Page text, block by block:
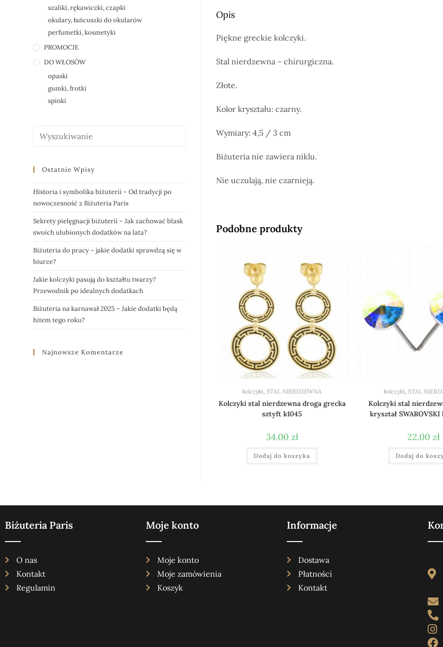
Opis
Piękne greckie kolczyki.
Stal nierdzewna – chirurgiczna.
Złote.
Kolor kryształu: czarny.
Wymiary: 4,5 / 3 cm
Biżuteria nie zawiera niklu.
Nie uczulają, nie czarnieją.
Podobne produkty
kolczyki STAL NIERDZEWNA
Kolczyki stal nierdzewna droga grecka
sztyft k1045
34.00 zł
Dodaj do koszyka
kolczyki ,STAL
Kolczyki stal
kryształ SWAROVSKI
22.00zł
Dodaj do
szaliki, rękawiczki, czapki
okulary, łańcuszki do okularów
perfumetki, kosmetyki
PROMOCJE
DO WŁOSÓW
opaski
gumki, frotki
spinki
Ostatnie Wpisy
Historia i symbolika biżuterii – Od tradycji po
nowoczesność z Biżuteria Paris
Sekrety pielęgnacji biżuterii – Jak zachować blask
swoich ulubionych dodatków na lata?
Biżuteria do pracy – jakie dodatki sprawdzą się w
biurze?
Jakie kolczyki pasują do kształtu twarzy?
Przewodnik po idealnych dodatkach
Biżuteria na karnawał 2025 – Jakie dodatki będą
hitem tego roku?
Najnowsze Komentarze
Biżuteria Paris
O nas
Kontakt
Regulamin
Moje konto
Moje konto
Moje zamówienia
Koszyk
Informacje
Dostawa
Płatności
Kontakt